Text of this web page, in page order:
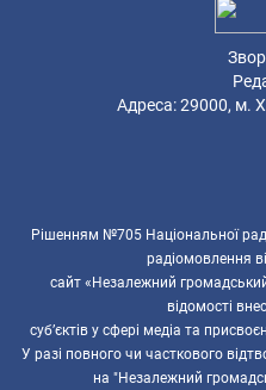
Адреса: 29000, м.
Рішенням №705 Національної
радіомовлення
сайт «Незалежний
відомості
суб’єктів у сфері медіа та
У разі повного чи часткового
на "Незалежний